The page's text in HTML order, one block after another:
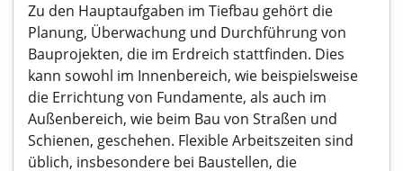
Zu den Hauptaufgaben im Tiefbau gehört die
Planung, Überwachung und Durchführung von
Bauprojekten, die im Erdreich stattfinden. Dies
kann sowohl im Innenbereich, wie beispielsweise
die Errichtung von Fundamente, als auch im
Außenbereich, wie beim Bau von Straßen und
Schienen, geschehen. Flexible Arbeitszeiten sind
üblich, insbesondere bei Baustellen, die